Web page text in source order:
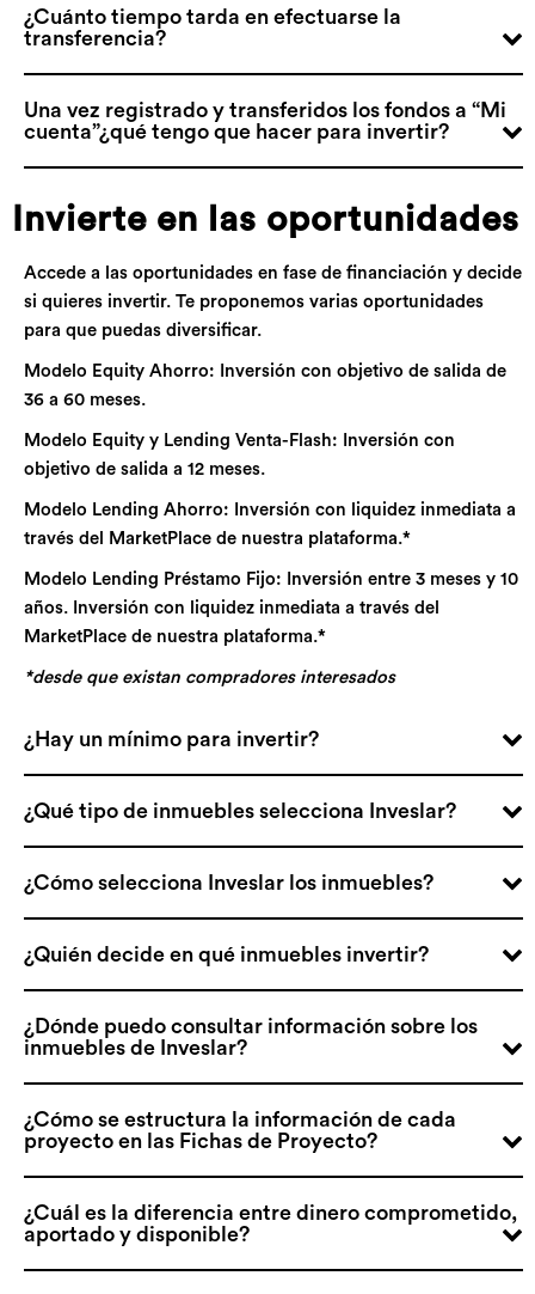
¿Cuánto tiempo tarda en efectuarse la
transferencia?
Una vez registrado y transferidos los fondos a “Mi
cuenta”¿qué tengo que hacer para invertir?
Invierte en las oportunidades
Accede a las oportunidades en fase de financiación y decide
si quieres invertir. Te proponemos varias oportunidades
para que puedas diversificar.
Modelo Equity Ahorro: Inversión con objetivo de salida de
36 a 60 meses.
Modelo Equity y Lending Venta-Flash: Inversión con
objetivo de salida a 12 meses.
Modelo Lending Ahorro: Inversión con liquidez inmediata a
través del MarketPlace de nuestra plataforma.*
Modelo Lending Préstamo Fijo: Inversión entre 3 meses y 10
años. Inversión con liquidez inmediata a través del
MarketPlace de nuestra plataforma.*
*desde que existan compradores interesados
¿Hay un mínimo para invertir?
¿Qué tipo de inmuebles selecciona Inveslar?
¿Cómo selecciona Inveslar los inmuebles?
¿Quién decide en qué inmuebles invertir?
¿Dónde puedo consultar información sobre los
inmuebles de Inveslar?
¿Cómo se estructura la información de cada
proyecto en las Fichas de Proyecto?
¿Cuál es la diferencia entre dinero comprometido,
aportado y disponible?